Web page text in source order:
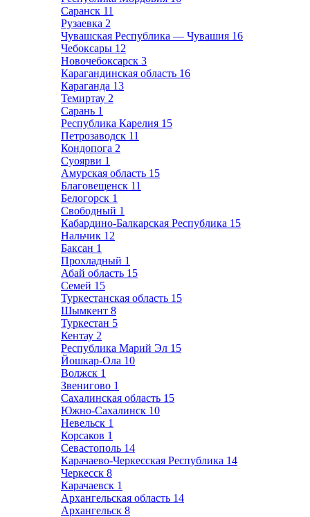
Саранск 11
Рузаевка 2
Чувашская Республика — Чувашия 16
Чебоксары 12
Новочебоксарск 3
Карагандинская область 16
Караганда 13
Темиртау 2
Сарань 1
Республика Карелия 15
Петрозаводск 11
Кондопога 2
Суоярви 1
Амурская область 15
Благовещенск 11
Белогорск 1
Свободный 1
Кабардино-Балкарская Республика 15
Нальчик 12
Баксан 1
Прохладный 1
Абай область 15
Семей 15
Туркестанская область 15
Шымкент 8
Туркестан 5
Кентау 2
Республика Марий Эл 15
Йошкар-Ола 10
Волжск 1
Звенигово 1
Сахалинская область 15
Южно-Сахалинск 10
Невельск 1
Корсаков 1
Севастополь 14
Карачаево-Черкесская Республика 14
Черкесск 8
Карачаевск 1
Архангельская область 14
Архангельск 8